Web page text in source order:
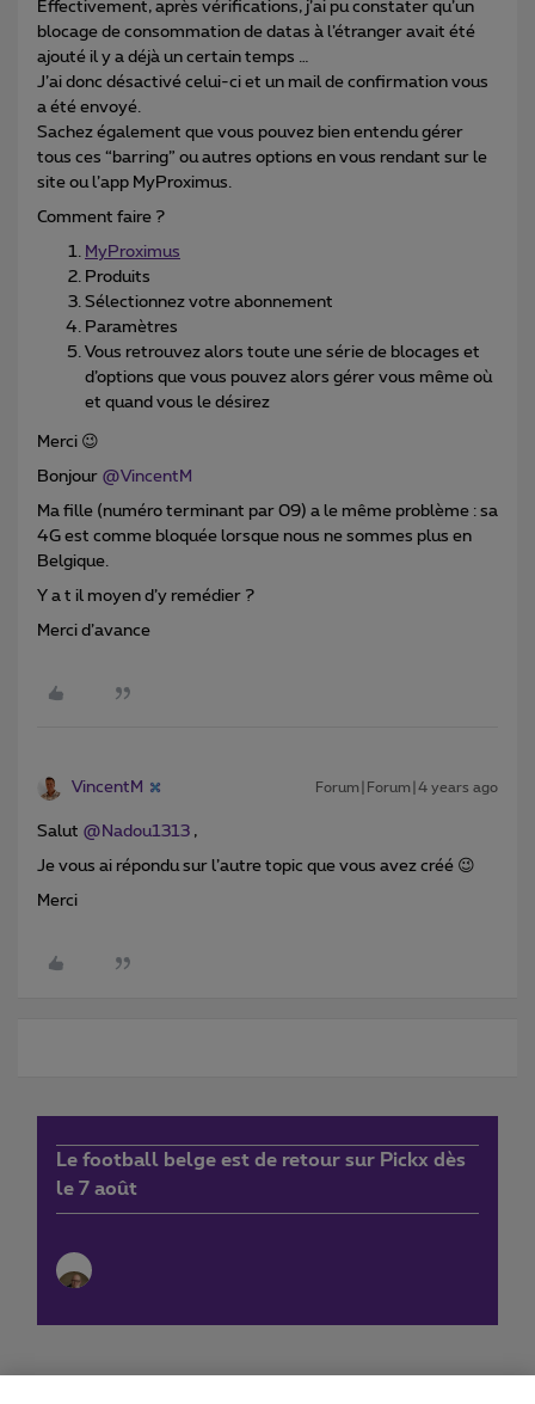
Effectivement, après vérifications, j’ai pu constater qu’un
blocage de consommation de datas à l’étranger avait été
ajouté il y a déjà un certain temps …
J’ai donc désactivé celui-ci et un mail de confirmation vous
a été envoyé.
Sachez également que vous pouvez bien entendu gérer
tous ces “barring” ou autres options en vous rendant sur le
site ou l’app MyProximus.
Comment faire ?
MyProximus
Produits
Sélectionnez votre abonnement
Paramètres
Vous retrouvez alors toute une série de blocages et
d’options que vous pouvez alors gérer vous même où
et quand vous le désirez
Merci 😉
Bonjour @VincentM
Ma fille (numéro terminant par 09) a le même problème : sa
4G est comme bloquée lorsque nous ne sommes plus en
Belgique.
Y a t il moyen d’y remédier ?
Merci d’avance
VincentM Forum|Forum|4 years ago
Salut @Nadou1313 ,
Je vous ai répondu sur l’autre topic que vous avez créé 😉
Merci
Le football belge est de retour sur Pickx dès
le 7 août